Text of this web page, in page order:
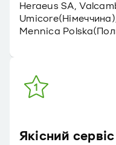
Heraeus SA,
Mennica
Якісний сервіс